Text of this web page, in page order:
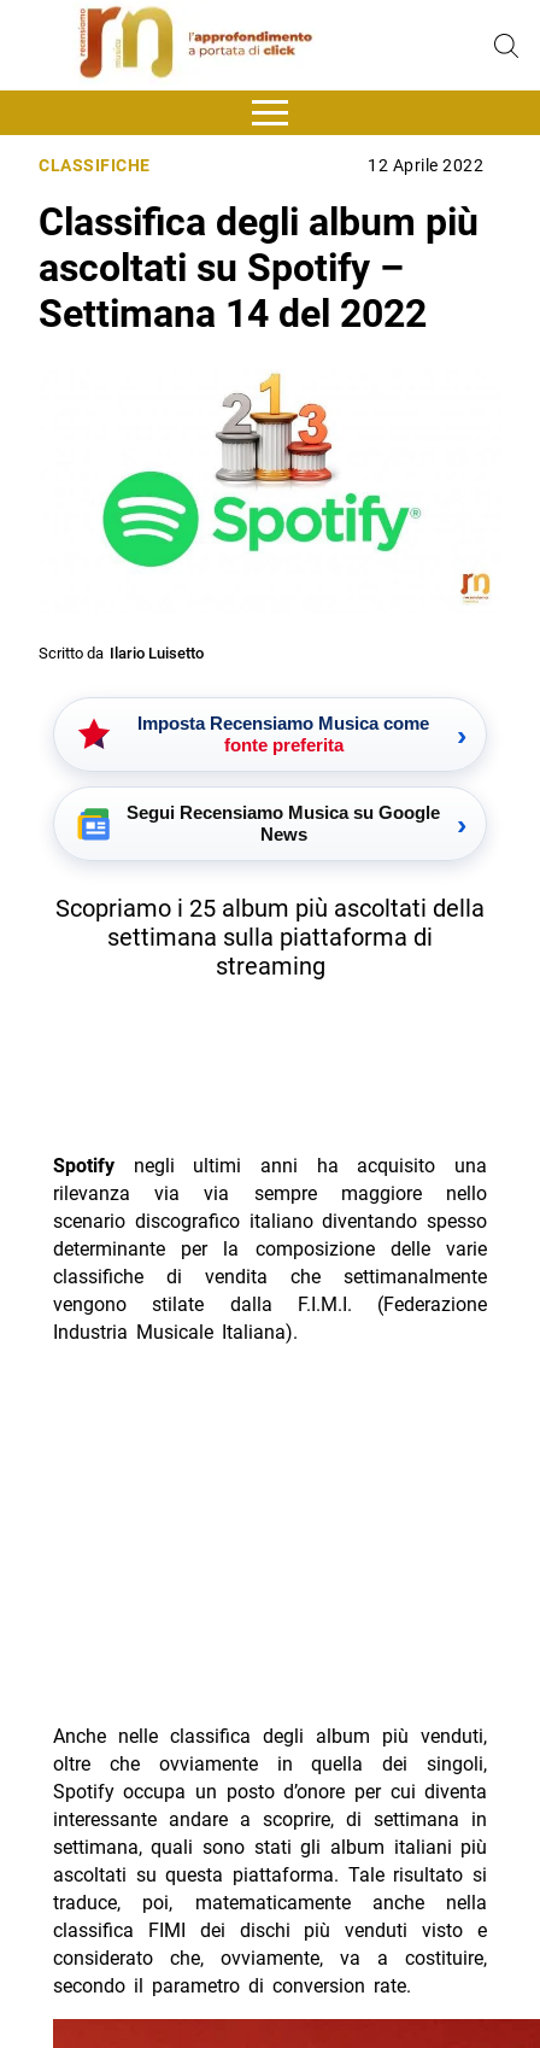
CLASSIFICHE 12 Aprile 2022
Classifica degli album più
ascoltati su Spotify –
Settimana 14 del 2022
Scritto da Ilario Luisetto
Imposta Recensiamo Musica come
fonte preferita
›
Segui Recensiamo Musica su Google
News
›
Scopriamo i 25 album più ascoltati della
settimana sulla piattaforma di
streaming
Spotify negli ultimi anni ha acquisito una
rilevanza via via sempre maggiore nello
scenario discografico italiano diventando spesso
determinante per la composizione delle varie
classifiche di vendita che settimanalmente
vengono stilate dalla F.I.M.I. (Federazione
Industria Musicale Italiana).
Anche nelle classifica degli album più venduti,
oltre che ovviamente in quella dei singoli,
Spotify occupa un posto d’onore per cui diventa
interessante andare a scoprire, di settimana in
settimana, quali sono stati gli album italiani più
ascoltati su questa piattaforma. Tale risultato si
traduce, poi, matematicamente anche nella
classifica FIMI dei dischi più venduti visto e
considerato che, ovviamente, va a costituire,
secondo il parametro di conversion rate.